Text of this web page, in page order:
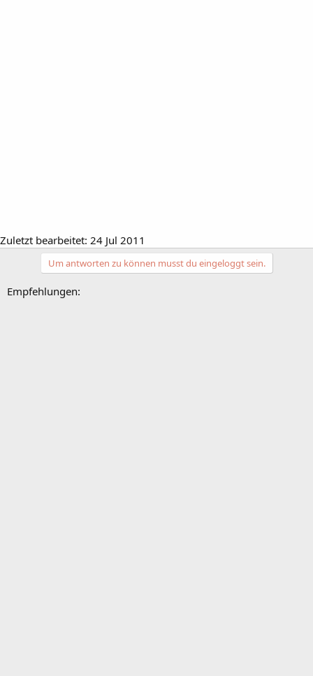
Zuletzt bearbeitet: 24 Jul 2011
Um antworten zu können musst du eingeloggt sein.
Empfehlungen: